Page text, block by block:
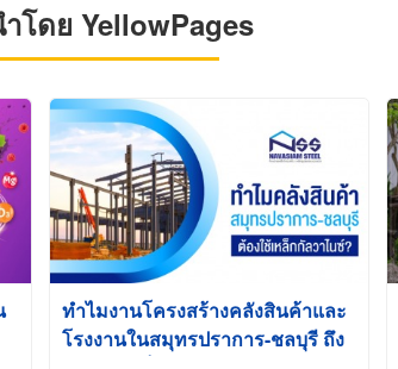
โดย YellowPages
ทำไมงานโครงสร้างคลังสินค้าและ
โรงงานในสมุทรปราการ-ชลบุรี ถึง